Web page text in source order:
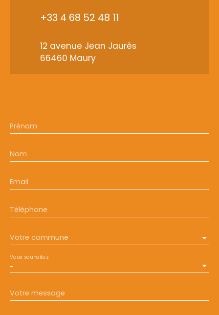
+33 4 68 52 48 11
12 avenue Jean Jaurès
66460 Maury
Prénom
Nom
Email
Téléphone
Votre commune
-
Vous souhaitez
Votre message